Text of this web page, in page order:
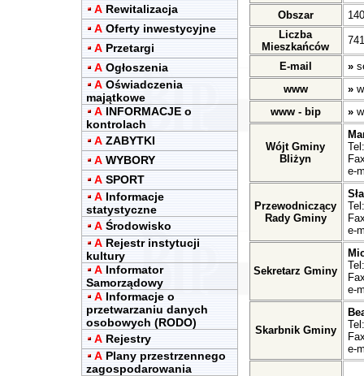
A Rewitalizacja
A Oferty inwestycyjne
A Przetargi
A Ogłoszenia
A Oświadczenia
majątkowe
A INFORMACJE o
kontrolach
A ZABYTKI
A WYBORY
A SPORT
A Informacje
statystyczne
A Środowisko
A Rejestr instytucji
kultury
A Informator
Samorządowy
A Informacje o
przetwarzaniu danych
osobowych (RODO)
A Rejestry
A Plany przestrzennego
zagospodarowania
Obszar
Liczba
Mieszkańców
E-mail »
www
»
www - bip
»
Wójt Gminy
Bliżyn
e-
Przewodniczący
Rady Gminy
e-
Sekretarz Gminy
e-
Skarbnik Gminy
e-